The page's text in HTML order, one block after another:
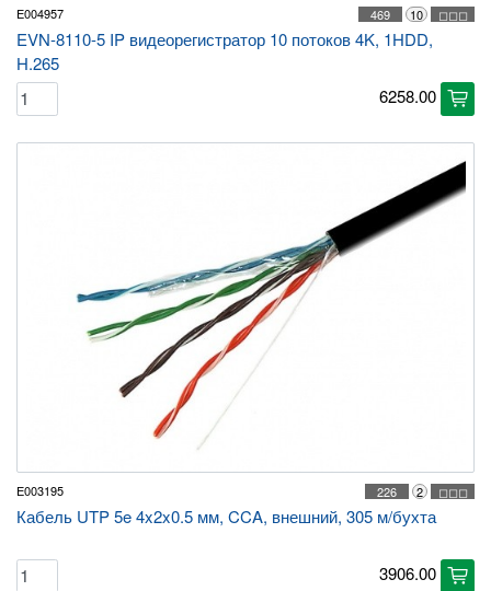
E004957 ◻◻◻
10
469
EVN-8110-5 IP видеорегистратор 10 потоков 4K, 1HDD,
H.265
6258.00 cart
E003195 ◻◻◻
2
226
Кабель UTP 5e 4x2x0.5 мм, CCA, внешний, 305 м/бухта
3906.00 cart